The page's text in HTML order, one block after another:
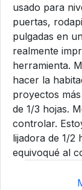
usado para
puertas,
pulgadas en
realmente
herramienta.
hacer la
proyectos
de 1/3 hojas.
controlar.
lijadora de 1/2
equivoqué al